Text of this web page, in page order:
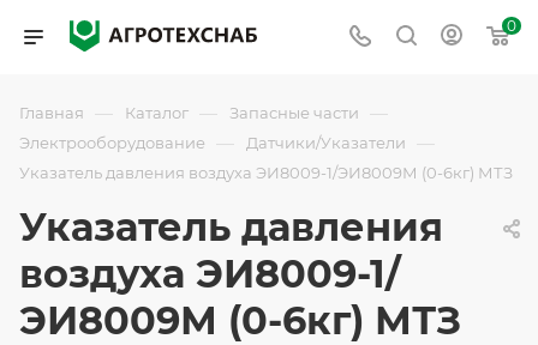
0
Главная — Каталог — Запасные части —
Электрооборудование — Датчики/Указатели —
Указатель давления воздуха ЭИ8009-1/ЭИ8009М (0-6кг) МТЗ
Указатель давления
воздуха ЭИ8009-1/
ЭИ8009М (0-6кг) МТЗ